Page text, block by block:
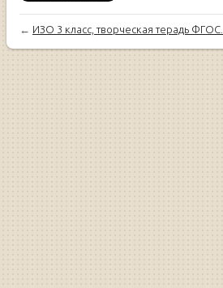
← ИЗО 3 класс, творческая терадь ФГОС...